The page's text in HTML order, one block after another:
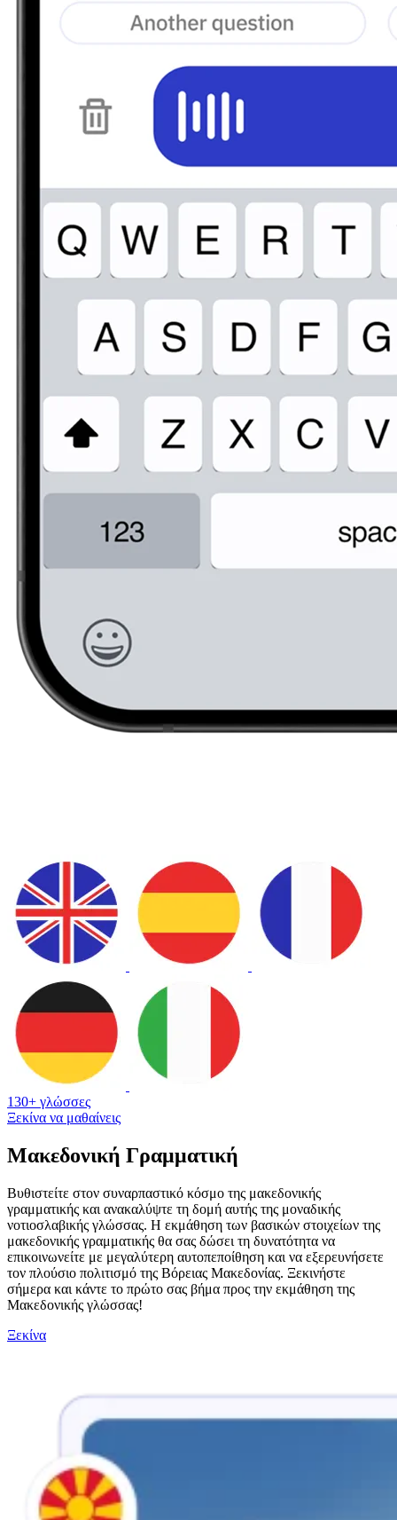
130+ γλώσσες
Ξεκίνα να μαθαίνεις
Μακεδονική Γραμματική
Βυθιστείτε στον συναρπαστικό κόσμο της μακεδονικής
γραμματικής και ανακαλύψτε τη δομή αυτής της μοναδικής
νοτιοσλαβικής γλώσσας. Η εκμάθηση των βασικών στοιχείων της
μακεδονικής γραμματικής θα σας δώσει τη δυνατότητα να
επικοινωνείτε με μεγαλύτερη αυτοπεποίθηση και να εξερευνήσετε
τον πλούσιο πολιτισμό της Βόρειας Μακεδονίας. Ξεκινήστε
σήμερα και κάντε το πρώτο σας βήμα προς την εκμάθηση της
Μακεδονικής γλώσσας!
Ξεκίνα